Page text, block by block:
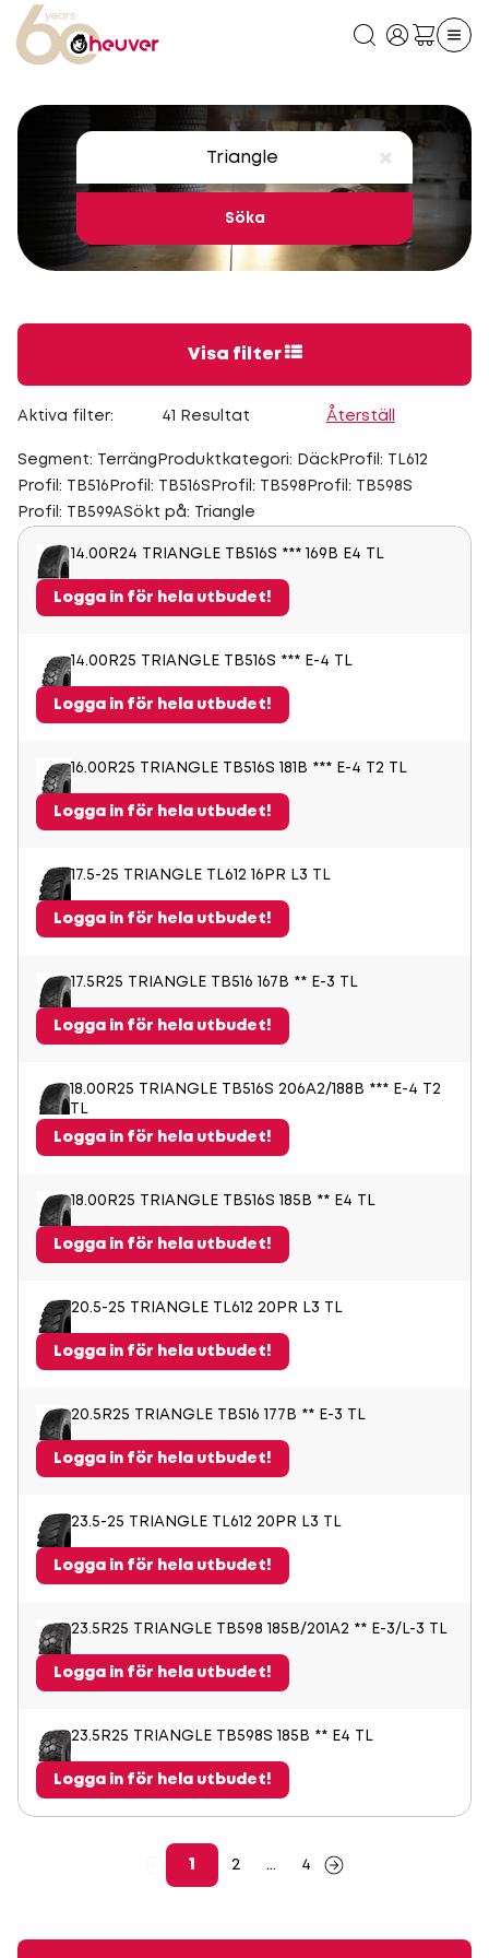
Söka
Visa filter
Aktiva filter:
Segment: Terräng Produktkategori: Däck Profil: TL612
Profil: TB516 Profil: TB516S Profil: TB598 Profil: TB598S
Profil: TB599ASökt på: Triangle
41 Resultat Återställ
14.00R24 TRIANGLE TB516S *** 169B E4 TL
Logga in för hela utbudet!
14.00R25 TRIANGLE TB516S *** E-4 TL
Logga in för hela utbudet!
16.00R25 TRIANGLE TB516S 181B *** E-4 T2 TL
Logga in för hela utbudet!
17.5-25 TRIANGLE TL612 16PR L3 TL
Logga in för hela utbudet!
17.5R25 TRIANGLE TB516 167B ** E-3 TL
Logga in för hela utbudet!
18.00R25 TRIANGLE TB516S 206A2/188B *** E-4 T2
TL
Logga in för hela utbudet!
18.00R25 TRIANGLE TB516S 185B ** E4 TL
Logga in för hela utbudet!
20.5-25 TRIANGLE TL612 20PR L3 TL
Logga in för hela utbudet!
20.5R25 TRIANGLE TB516 177B ** E-3 TL
Logga in för hela utbudet!
23.5-25 TRIANGLE TL612 20PR L3 TL
Logga in för hela utbudet!
23.5R25 TRIANGLE TB598 185B/201A2 ** E-3/L-3 TL
Logga in för hela utbudet!
23.5R25 TRIANGLE TB598S 185B ** E4 TL
Logga in för hela utbudet!
1 2 ... 4